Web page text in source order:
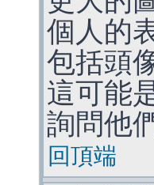
個人的
包括頭
這可能
詢問他
回頂端